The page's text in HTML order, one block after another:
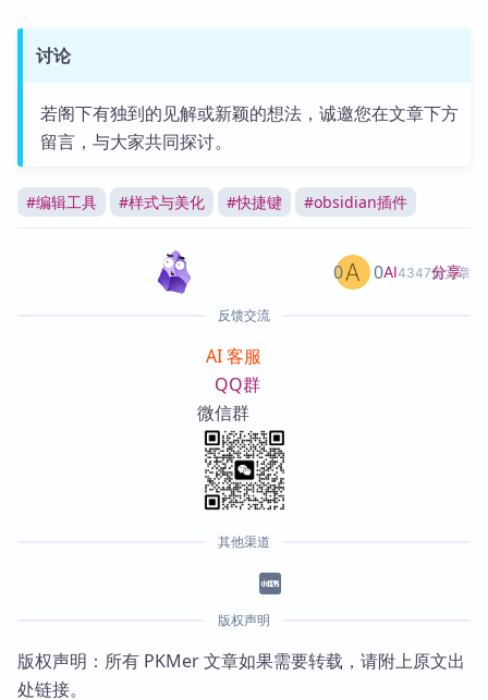
讨论
若阁下有独到的见解或新颖的想法，诚邀您在文章下方
留言，与大家共同探讨。
#编辑工具 #样式与美化 #快捷键 #obsidian插件
AI4347篇文章
0 0 分享
反馈交流
AI 客服
QQ群
微信群
其他渠道
版权声明
版权声明：所有 PKMer 文章如果需要转载，请附上原文出
处链接。